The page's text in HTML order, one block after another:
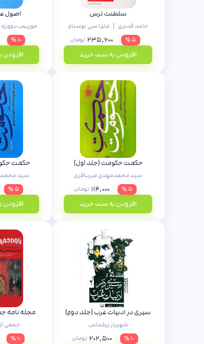
سلطنت ترس
حامد قدیری
مارتا سی نوسبام
۵ %
۲۳۵,۶۰۰ تومان
افزودن به سبد خرید
اصول
موریس دوورژه
۱۰ %
افزودن
حکمت حکومت (جلد اول)
سید محمدمهدی میرباقری
۵ %
۱۱۴,۰۰۰ تومان
افزودن به سبد خرید
حکمت
سید
۵ %
افزودن
سیری در ادبیات غرب (جلد دوم)
شهریار زرشناس
۱۰ %
۲۰۲,۵۰۰ تومان
مجله نامه
جمعی
۱۰ %